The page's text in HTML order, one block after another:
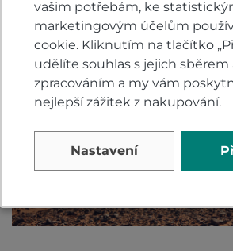
plně uživatelský režim, a to ve
vašim potřebám, ke
marketingovým účelům
cookie. Kliknutím na tlačítko
udělíte souhlas s jejich sběrem
zpracováním a my vám
nejlepší zážitek z nakupování.
Nastavení